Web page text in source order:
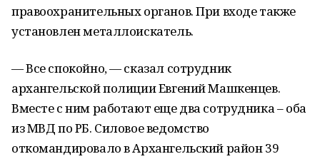
правоохранительных органов. При входе также
установлен металлоискатель.
— Все спокойно, — сказал сотрудник
архангельской полиции Евгений Машкенцев.
Вместе с ним работают еще два сотрудника – оба
из МВД по РБ. Силовое ведомство
откомандировало в Архангельский район 39